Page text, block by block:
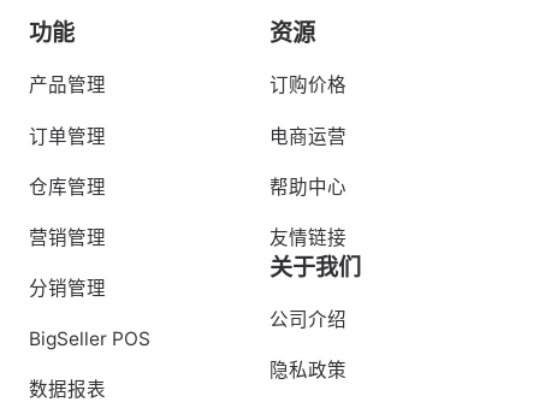
功能
产品管理
订单管理
仓库管理
营销管理
分销管理
BigSeller POS
数据报表
资源
订购价格
电商运营
帮助中心
友情链接
关于我们
公司介绍
隐私政策